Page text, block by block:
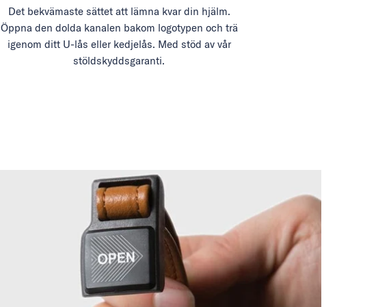
Det bekvämaste sättet att lämna kvar din hjälm.
Öppna den dolda kanalen bakom logotypen och trä
igenom ditt U-lås eller kedjelås. Med stöd av vår
stöldskyddsgaranti.